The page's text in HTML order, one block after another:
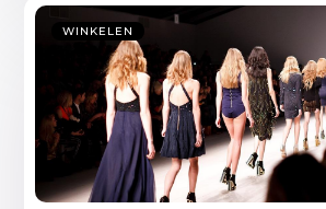
WINKELEN